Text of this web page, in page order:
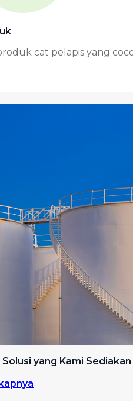
cat pelapis yang
Solusi yang Kami Sediakan